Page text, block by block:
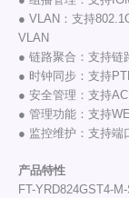
● VLAN：支持
VLAN
● 链路聚合：支持链
● 时钟同步：支持
● 安全管理：支持
● 管理功能：支持
● 监控维护：支持端
产品特性
FT-YRD824GST4-